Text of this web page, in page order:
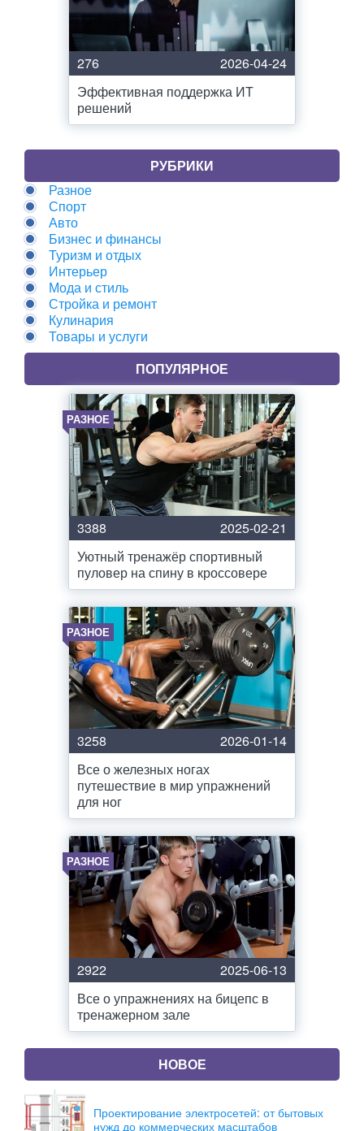
276
2026-04-24
Эффективная поддержка ИТ
решений
РУБРИКИ
Разное
Спорт
Авто
Бизнес и финансы
Туризм и отдых
Интерьер
Мода и стиль
Стройка и ремонт
Кулинария
Товары и услуги
ПОПУЛЯРНОЕ
РАЗНОЕ
3388
2025-02-21
Уютный тренажёр спортивный
пуловер на спину в кроссовере
РАЗНОЕ
3258
2026-01-14
Все о железных ногах
путешествие в мир упражнений
для ног
РАЗНОЕ
2922
2025-06-13
Все о упражнениях на бицепс в
тренажерном зале
НОВОЕ
Проектирование электросетей: от бытовых
нужд до коммерческих масштабов